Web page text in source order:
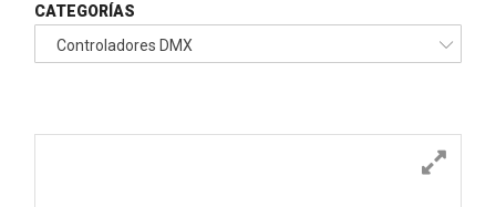
CATEGORÍAS
Controladores DMX